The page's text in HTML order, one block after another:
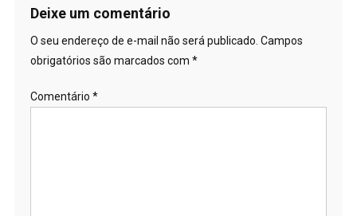
Post
Deixe um comentário
O seu endereço de e-mail não será publicado. Campos
obrigatórios são marcados com *
Comentário *